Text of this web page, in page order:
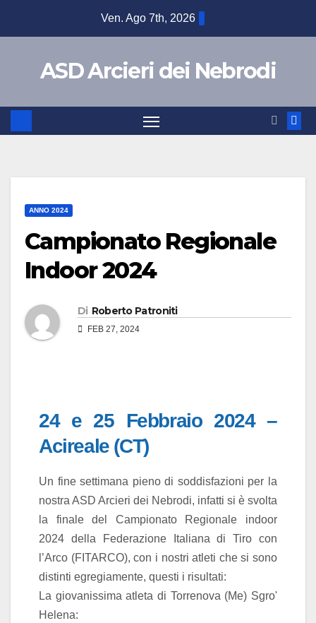
Ven. Ago 7th, 2026
ASD Arcieri dei Nebrodi
ANNO 2024
Campionato Regionale
Indoor 2024
Di Roberto Patroniti
FEB 27, 2024
24 e 25 Febbraio 2024 –
Acireale (CT)
Un fine settimana pieno di soddisfazioni per la
nostra ASD Arcieri dei Nebrodi, infatti si è svolta
la finale del Campionato Regionale indoor
2024 della Federazione Italiana di Tiro con
l’Arco (FITARCO), con i nostri atleti che si sono
distinti egregiamente, questi i risultati:
La giovanissima atleta di Torrenova (Me) Sgro'
Helena: